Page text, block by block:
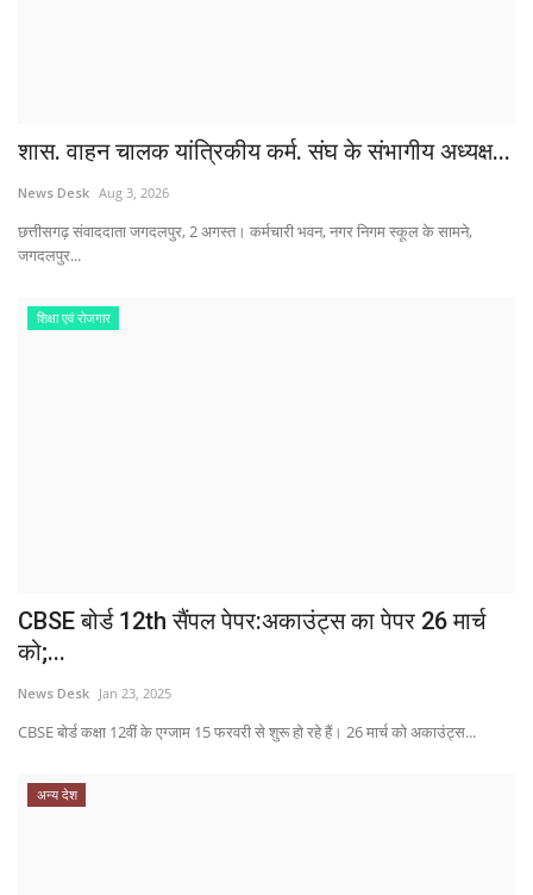
शास. वाहन चालक यांत्रिकीय कर्म. संघ के संभागीय अध्यक्ष...
News Desk Aug 3, 2026
छत्तीसगढ़ संवाददाता जगदलपुर, 2 अगस्त। कर्मचारी भवन, नगर निगम स्कूल के सामने,
जगदलपुर...
शिक्षा एवं रोजगार
CBSE बोर्ड 12th सैंपल पेपर:अकाउंट्स का पेपर 26 मार्च
को;...
News Desk Jan 23, 2025
CBSE बोर्ड कक्षा 12वीं के एग्‍जाम 15 फरवरी से शुरू हो रहे हैं। 26 मार्च को अकाउंट्स...
अन्य देश